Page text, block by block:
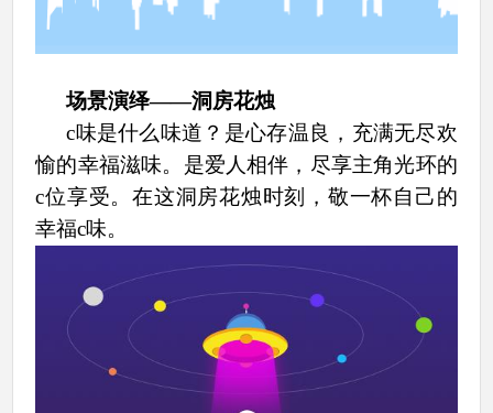
场景演绎——洞房花烛
c味是什么味道？是心存温良，充满无尽欢
愉的幸福滋味。是爱人相伴，尽享主角光环的
c位享受。在这洞房花烛时刻，敬一杯自己的
幸福c味。